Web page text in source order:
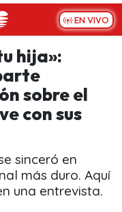
EN VIVO
hija»:
sobre el
con sus
sinceró en
más duro. Aquí
una entrevista.